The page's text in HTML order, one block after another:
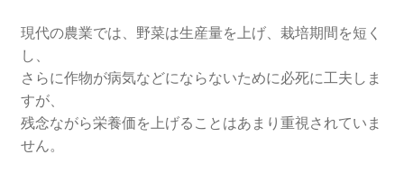
現代の農業では、野菜は生産量を上げ、栽培期間を短く
し、
さらに作物が病気などにならないために必死に工夫しま
すが、
残念ながら栄養価を上げることはあまり重視されていま
せん。